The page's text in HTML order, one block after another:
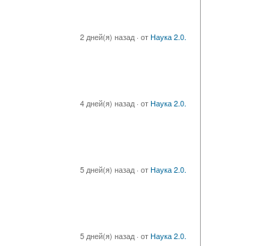
2 дней(я) назад· отНаука 2.0.
4 дней(я) назад· отНаука 2.0.
5 дней(я) назад· отНаука 2.0.
5 дней(я) назад· отНаука 2.0.